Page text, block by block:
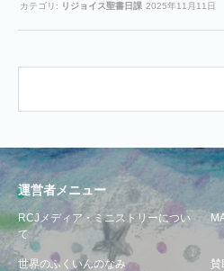
カテゴリ: リジョイス聖書日課 2025年11月11日
運営者メニュー
RCJメディア・ミニストリーについ
て
世界のふくいんのなみ 賛